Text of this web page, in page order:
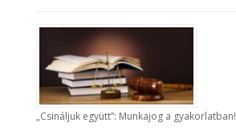
„Csináljuk együtt”: Munkajog a gyakorlatban!